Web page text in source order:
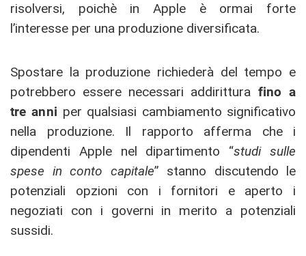
risolversi, poichè in Apple è ormai forte
l’interesse per una produzione diversificata.
Spostare la produzione richiederà del tempo e
potrebbero essere necessari addirittura fino a
tre anni per qualsiasi cambiamento significativo
nella produzione. Il rapporto afferma che i
dipendenti Apple nel dipartimento “studi sulle
spese in conto capitale” stanno discutendo le
potenziali opzioni con i fornitori e aperto i
negoziati con i governi in merito a potenziali
sussidi.